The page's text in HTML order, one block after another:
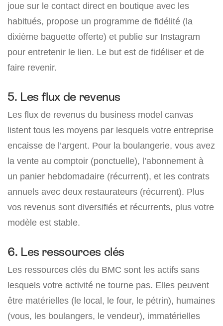
joue sur le contact direct en boutique avec les
habitués, propose un programme de fidélité (la
dixième baguette offerte) et publie sur Instagram
pour entretenir le lien. Le but est de fidéliser et de
faire revenir.
5. Les flux de revenus
Les flux de revenus du business model canvas
listent tous les moyens par lesquels votre entreprise
encaisse de l’argent. Pour la boulangerie, vous avez
la vente au comptoir (ponctuelle), l’abonnement à
un panier hebdomadaire (récurrent), et les contrats
annuels avec deux restaurateurs (récurrent). Plus
vos revenus sont diversifiés et récurrents, plus votre
modèle est stable.
6. Les ressources clés
Les ressources clés du BMC sont les actifs sans
lesquels votre activité ne tourne pas. Elles peuvent
être matérielles (le local, le four, le pétrin), humaines
(vous, les boulangers, le vendeur), immatérielles